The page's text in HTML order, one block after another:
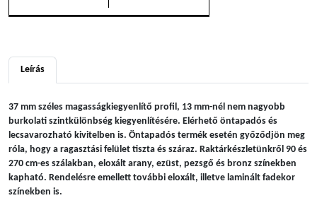
Leírás
37 mm széles magasságkiegyenlítő profil, 13 mm-nél nem nagyobb
burkolati szintkülönbség kiegyenlítésére. Elérhető öntapadós és
lecsavarozható kivitelben is. Öntapadós termék esetén győződjön meg
róla, hogy a ragasztási felület tiszta és száraz. Raktárkészletünkről 90 és
270 cm-es szálakban, eloxált arany, ezüst, pezsgő és bronz színekben
kapható. Rendelésre emellett további eloxált, illetve laminált fadekor
színekben is.